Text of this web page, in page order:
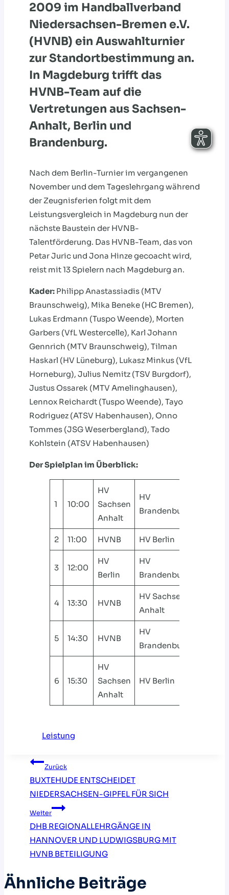
2009 im Handballverband
Niedersachsen-Bremen e.V.
(HVNB) ein Auswahlturnier
zur Standortbestimmung an.
In Magdeburg trifft das
HVNB-Team auf die
Vertretungen aus Sachsen-
Anhalt, Berlin und
Brandenburg.
Nach dem Berlin-Turnier im vergangenen
November und dem Tageslehrgang während
der Zeugnisferien folgt mit dem
Leistungsvergleich in Magdeburg nun der
nächste Baustein der HVNB-
Talentförderung. Das HVNB-Team, das von
Petar Juric und Jona Hinze gecoacht wird,
reist mit 13 Spielern nach Magdeburg an.
Kader: Philipp Anastassiadis (MTV
Braunschweig), Mika Beneke (HC Bremen),
Lukas Erdmann (Tuspo Weende), Morten
Garbers (VfL Westercelle), Karl Johann
Gennrich (MTV Braunschweig), Tilman
Haskarl (HV Lüneburg), Lukasz Minkus (VfL
Horneburg), Julius Nemitz (TSV Burgdorf),
Justus Ossarek (MTV Amelinghausen),
Lennox Reichardt (Tuspo Weende), Tayo
Rodriguez (ATSV Habenhausen), Onno
Tommes (JSG Weserbergland), Tado
Kohlstein (ATSV Habenhausen)
Der Spielplan im Überblick:
1 10:00
HV
Sachsen
Anhalt
HV
Brandenburg
2 11:00 HVNB HV Berlin
3 12:00
HV
Berlin
HV
Brandenburg
4 13:30 HVNB
HV Sachsen
Anhalt
5 14:30 HVNB
HV
Brandenburg
6 15:30
HV
Sachsen
Anhalt
HV Berlin
Leistung
Beitragsnavigation
Zurück
BUXTEHUDE ENTSCHEIDET
NIEDERSACHSEN-GIPFEL FÜR SICH
Weiter
DHB REGIONALLEHRGÄNGE IN
HANNOVER UND LUDWIGSBURG MIT
HVNB BETEILIGUNG
Ähnliche Beiträge